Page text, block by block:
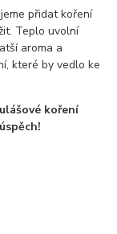
přidat koření
Teplo uvolní
aroma a
které by vedlo ke
koření